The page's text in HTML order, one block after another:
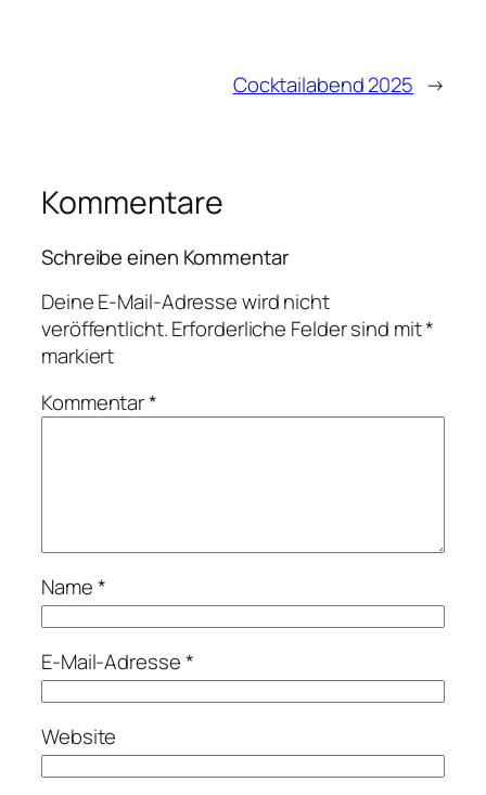
Cocktailabend 2025 →
Kommentare
Schreibe einen Kommentar
Deine E-Mail-Adresse wird nicht
veröffentlicht.Erforderliche Felder sind mit*
markiert
Kommentar*
Name*
E-Mail-Adresse*
Website